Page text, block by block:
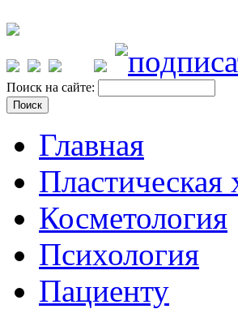
Поиск на сайте:
Главная
Пластическая
Косметология
Психология
Пациенту